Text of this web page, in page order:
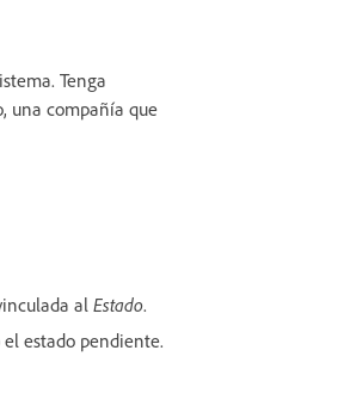
Tenga
una compañía que
al Estado.
estado pendiente.